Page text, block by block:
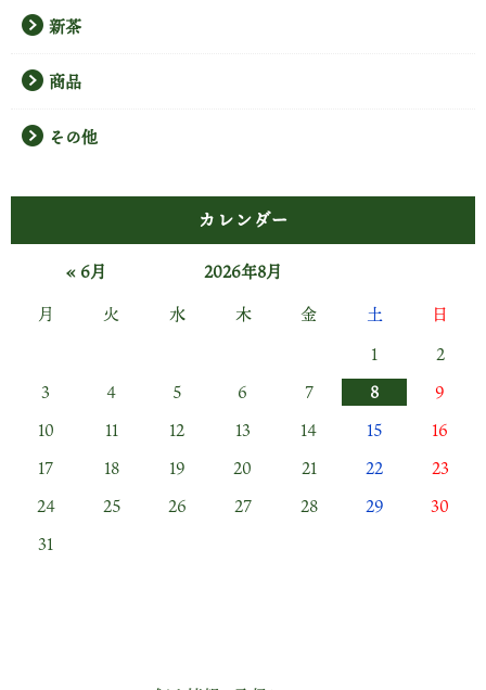
新茶
商品
その他
カレンダー
2026年8月
月
火 水 木 金 土
日
1
2
3
4 5 6 7 8
9
10
11 12 13 14 15
16
17
18 19 20 21 22
23
24
25 26 27 28 29
30
31
« 6月